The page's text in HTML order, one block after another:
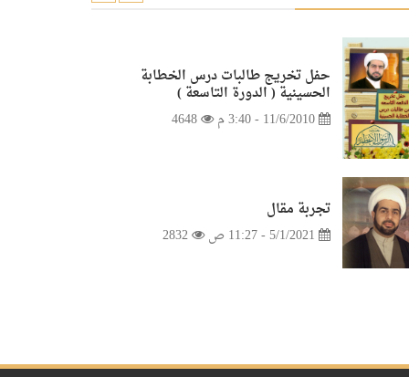
حفل تخريج طالبات درس الخطابة
الحسينية ( الدورة التاسعة )
11/6/2010 - 3:40 م
4648
تجربة مقال
2832